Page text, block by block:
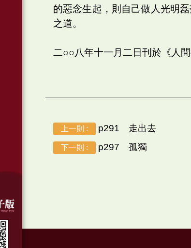
的惡念生起，則自己做人光明
之道。
二○○八年十一月二日刊於《人間
上一則 : p291 走出去
下一則 : p297 孤獨